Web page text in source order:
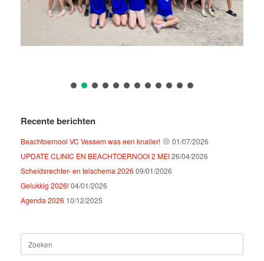
Recente berichten
Beachtoernooi VC Vessem was een knaller!
01/07/2026
UPDATE CLINIC EN BEACHTOERNOOI 2 MEI26/04/2026
Scheidsrechter- en telschema 2026 09/01/2026
Gelukkig 2026!04/01/2026
Agenda 2026 10/12/2025
naar: